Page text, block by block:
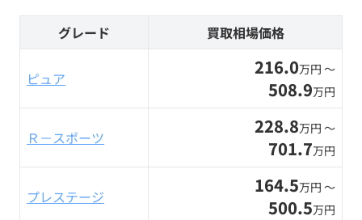
グレード 買取相場価格
ピュア 216.0万円 〜
508.9万円
Ｒ－スポーツ 228.8万円 〜
701.7万円
プレステージ 164.5万円 〜
500.5万円